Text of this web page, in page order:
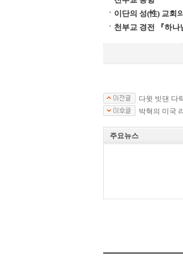
이단의 성(性) 교회
천부교 경전 『하
다윗 빗댄 다
박혁의 미국
주요뉴스